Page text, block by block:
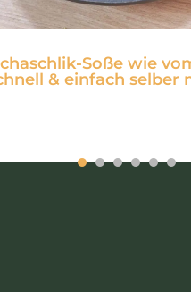
Soße wie
& einfach selber